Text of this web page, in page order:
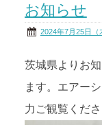
お知らせ
2024年7月25日（
茨城県よりお
ます。エアー
力ご観覧くださ